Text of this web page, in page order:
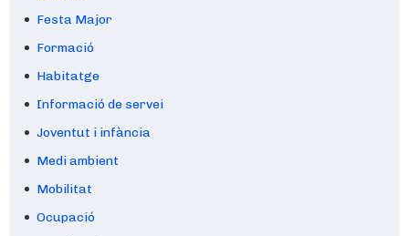
Festa Major
Formació
Habitatge
Informació de servei
Joventut i infància
Medi ambient
Mobilitat
Ocupació